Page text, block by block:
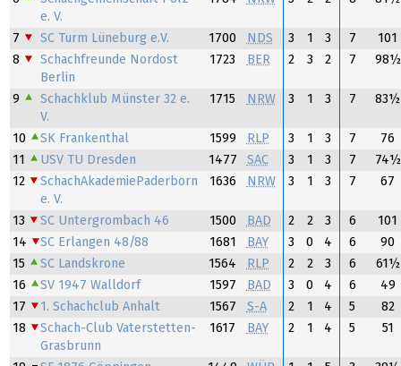
e. V.
7 SC Turm Lüneburg e.V. 1700 NDS 3 1 3 7
101
8
Schachfreunde Nordost
Berlin
1723 BER 2 3 2 7 98½
9
Schachklub Münster 32 e.
V.
1715 NRW 3 1 3 7 83½
10 SK Frankenthal 1599 RLP 3 1 3 7
76
11
USV TU Dresden 1477 SAC 3 1 3 7
74½
12
SchachAkademiePaderborn
e. V.
1636 NRW 3 1 3 7 67
13 SC Untergrombach 46 1500 BAD 2 2 3 6
101
14
SC Erlangen 48/88 1681 BAY 3 0 4 6
90
15
SC Landskrone 1564 RLP 2 2 3 6
61½
16
SV 1947 Walldorf 1597 BAD 3 0 4 6
49
17
1. Schachclub Anhalt 1567 S-A 2 1 4 5
82
18
Schach-Club Vaterstetten-
Grasbrunn
1617 BAY 2 1 4 5 51